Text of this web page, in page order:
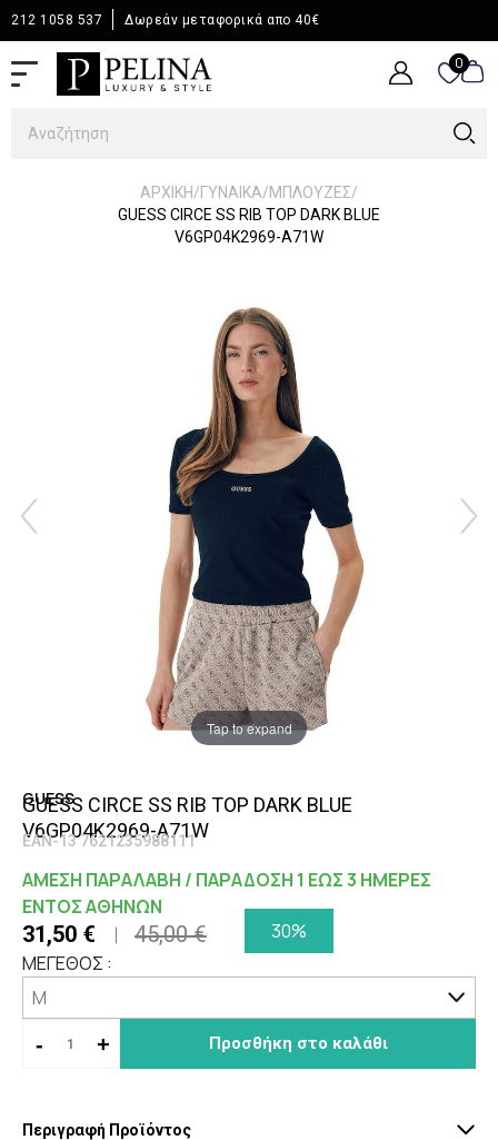
212 1058 537 Δωρεάν μεταφορικά απο 40€
0
0
ΑΡΧΙΚΉ/ΓΥΝΑΙΚΑ/ΜΠΛΟΥΖΕΣ/
GUESS CIRCE SS RIB TOP DARK BLUE
V6GP04K2969-A71W
Tap to expand
GUESS
GUESS CIRCE SS RIB TOP DARK BLUE
V6GP04K2969-A71W
EAN-13 7621235988111
ΑΜΕΣΗ ΠΑΡΑΛΑΒΗ / ΠΑΡΑΔΟΣΗ 1 ΕΩΣ 3 ΗΜΕΡΕΣ
ΕΝΤΟΣ ΑΘΗΝΩΝ
31,50 € 45,00 €
30%
ΜΕΓΕΘΟΣ :
- + Προσθήκη στο καλάθι
Περιγραφή Προϊόντος